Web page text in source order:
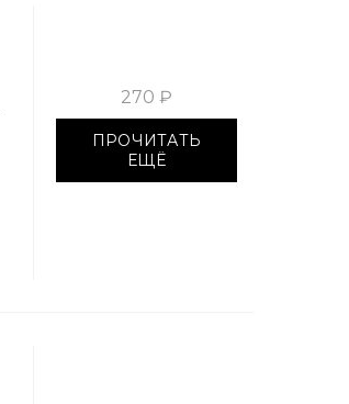
270 ₽
ПРОЧИТАТЬ
ЕЩЁ